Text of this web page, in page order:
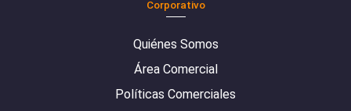
Corporativo
Quiénes Somos
Área Comercial
Políticas Comerciales